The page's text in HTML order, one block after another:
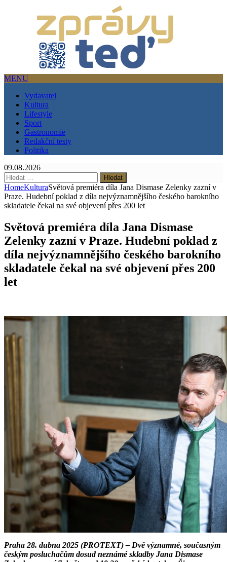
MENU
Vydavatel
Kultura
Lifestyle
Sport
Gastronomie
Redakční testy
Politika
09.08.2026
Vyhledávání
HomeKulturaSvětová premiéra díla Jana Dismase Zelenky zazní v
Praze. Hudební poklad z díla nejvýznamnějšího českého barokního
skladatele čekal na své objevení přes 200 let
Světová premiéra díla Jana Dismase
Zelenky zazní v Praze. Hudební poklad z
díla nejvýznamnějšího českého barokního
skladatele čekal na své objevení přes 200
let
Praha 28. dubna 2025 (PROTEXT) – Dvě významné, současným
českým posluchačům dosud neznámé skladby Jana Dismase